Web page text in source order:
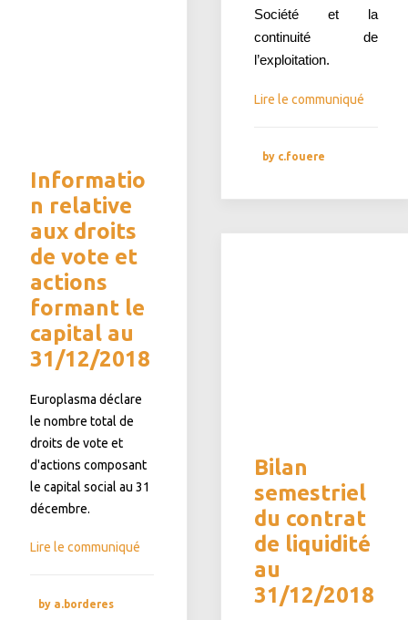
Société et la
continuité de
l’exploitation.
Lire le communiqué
by c.fouere
Informatio
n relative
aux droits
de vote et
actions
formant le
capital au
31/12/2018
Europlasma déclare
le nombre total de
droits de vote et
d'actions composant
le capital social au 31
décembre.
Lire le communiqué
by a.borderes
Bilan
semestriel
du contrat
de liquidité
au
31/12/2018